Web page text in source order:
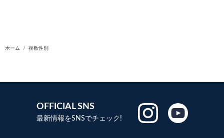
ホーム 複数性別
OFFICIAL SNS
最新情報をSNSでチェック!